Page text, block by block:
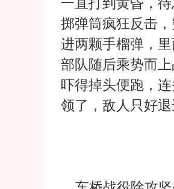
一直打到黄昏，
掷弹筒疯狂反击
进两颗手榴弹，
部队随后乘势而
吓得掉头便跑，
领了，敌人只好